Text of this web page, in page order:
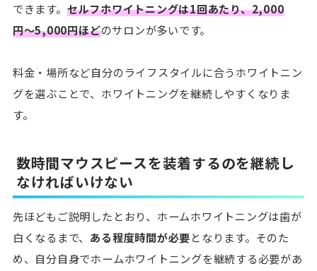
できます。 セルフホワイトニングは1回あたり、2,000
円〜5,000円ほどのサロンが多いです。
料金・場所など自分のライフスタイルに合うホワイトニン
グを選ぶことで、ホワイトニングを継続しやすくなりま
す。
数時間マウスピースを装着するのを継続し
なければいけない
先ほどもご説明したとおり、ホームホワイトニングは歯が
白くなるまで、 ある程度時間が必要となります。そのた
め、自分自身でホームホワイトニングを継続する必要があ